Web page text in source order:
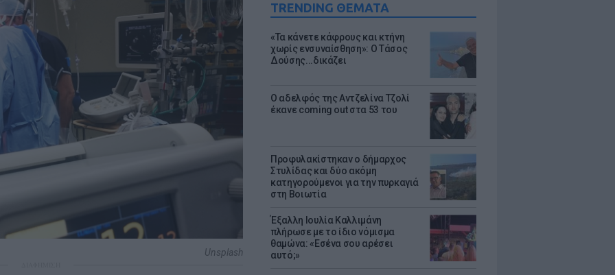
TRENDING ΘΕΜΑΤΑ
«Τα κάνετε κάφρους και κτήνη
χωρίς ενσυναίσθηση»: Ο Τάσος
Δούσης...δικάζει
Ο αδελφός της Αντζελίνα Τζολί
έκανε coming out στα 53 του
Προφυλακίστηκαν ο δήμαρχος
Στυλίδας και δύο ακόμη
κατηγορούμενοι για την πυρκαγιά
στη Βοιωτία
Έξαλλη Ιουλία Καλλιμάνη
πλήρωσε με το ίδιο νόμισμα
θαμώνα: «Εσένα σου αρέσει
αυτό;»
Unsplash